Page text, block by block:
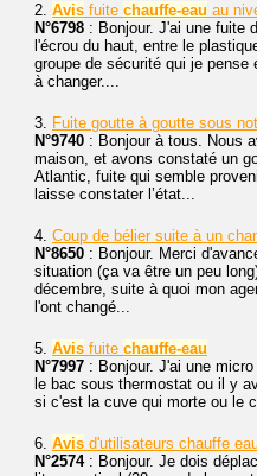
2. Avis fuite chauffe-eau au
N°6798 : Bonjour. J'ai une fuite
l'écrou du haut, entre le
groupe de sécurité qui je
à changer....
3. Fuite goutte à goutte sous
N°9740 : Bonjour à tous. Nous
maison, et avons constaté un
Atlantic, fuite qui semble
laisse constater l’état...
4. Coup de bélier suite à un
N°8650 : Bonjour. Merci
situation (ça va être un peu
décembre, suite à quoi mon
l'ont changé...
5. Avis fuite chauffe-eau
N°7997 : Bonjour. J'ai une
le bac sous thermostat ou il y
si c'est la cuve qui morte ou le
6. Avis d'utilisateurs chauffe
N°2574: Bonjour. Je dois